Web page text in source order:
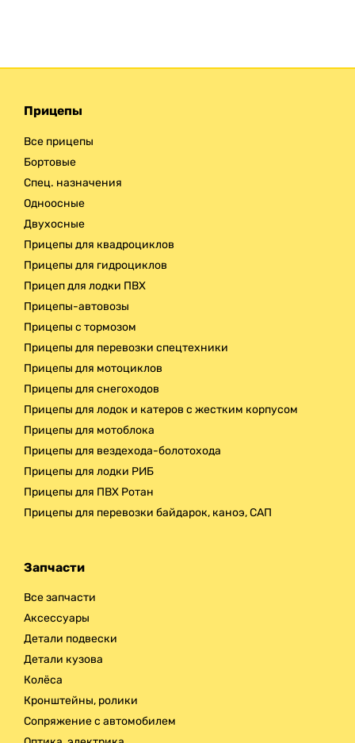
Прицепы
Все прицепы
Бортовые
Спец. назначения
Одноосные
Двухосные
Прицепы для квадроциклов
Прицепы для гидроциклов
Прицеп для лодки ПВХ
Прицепы-автовозы
Прицепы с тормозом
Прицепы для перевозки спецтехники
Прицепы для мотоциклов
Прицепы для снегоходов
Прицепы для лодок и катеров с жестким корпусом
Прицепы для мотоблока
Прицепы для вездехода-болотохода
Прицепы для лодки РИБ
Прицепы для ПВХ Ротан
Прицепы для перевозки байдарок, каноэ, САП
Запчасти
Все запчасти
Аксессуары
Детали подвески
Детали кузова
Колёса
Кронштейны, ролики
Сопряжение с автомобилем